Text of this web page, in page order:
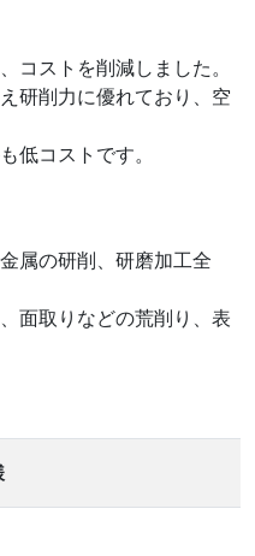
コストを削減しました。
研削力に優れており、空
低コストです。
属の研削、研磨加工全
面取りなどの荒削り、表